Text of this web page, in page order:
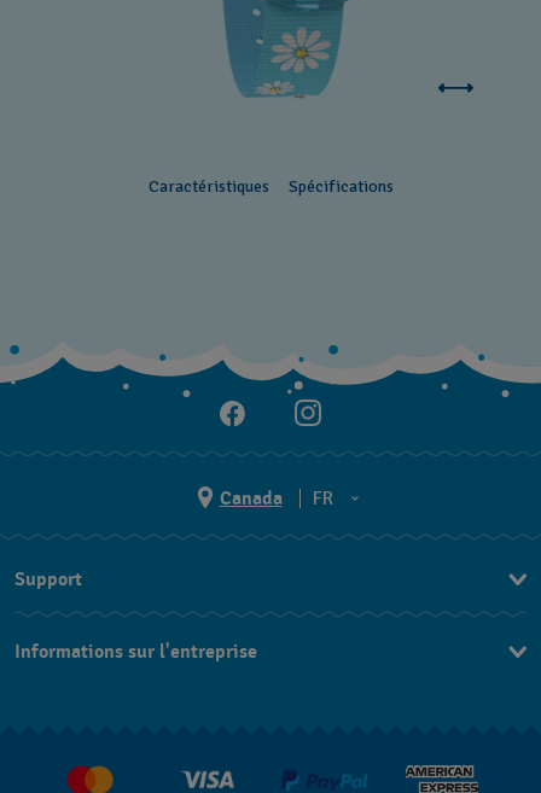
Caractéristiques Spécifications
Canada
FR
EN
Support
Informations sur l'entreprise